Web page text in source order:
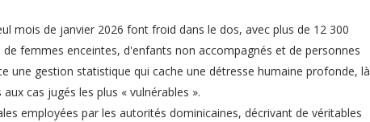
mois de janvier 2026 font froid dans le dos, avec plus de 12 300
femmes enceintes, d'enfants non accompagnés et de personnes
une gestion statistique qui cache une détresse humaine profonde, là
cas jugés les plus « vulnérables ».
employées par les autorités dominicaines, décrivant de véritables